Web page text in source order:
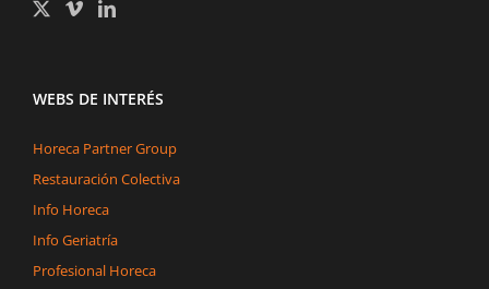
WEBS DE INTERÉS
Horeca Partner Group
Restauración Colectiva
Info Horeca
Info Geriatría
Profesional Horeca